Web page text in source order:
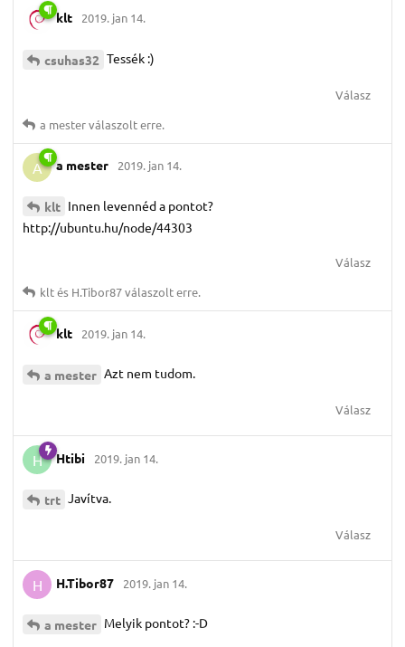
klt 2019. jan 14.
csuhas32 Tessék :)
Válasz
a mesterválaszolt erre.
A a mester 2019. jan 14.
klt Innen levennéd a pontot?
http://ubuntu.hu/node/44303
Válasz
kltés H.​Tibor87válaszolt erre.
klt 2019. jan 14.
a mester Azt nem tudom.
Válasz
H Htibi 2019. jan 14.
trt Javítva.
Válasz
H H.​Tibor87 2019. jan 14.
a mester Melyik pontot? :-D